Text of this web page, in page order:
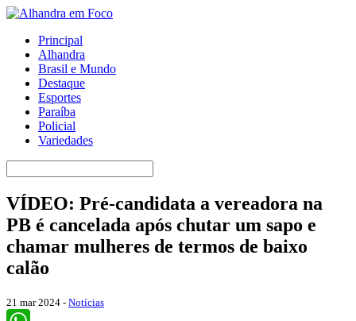
Principal
Alhandra
Brasil e Mundo
Destaque
Esportes
Paraíba
Policial
Variedades
VÍDEO: Pré-candidata a vereadora na
PB é cancelada após chutar um sapo e
chamar mulheres de termos de baixo
calão
21 mar 2024 - Notícias